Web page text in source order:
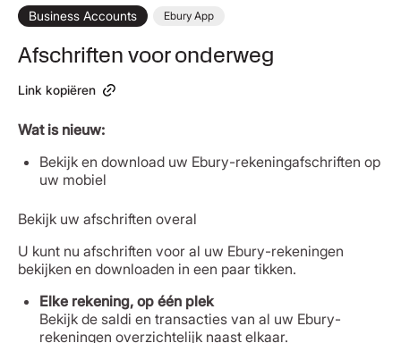
Business Accounts Ebury App
Afschriften voor onderweg
Link kopiëren
Wat is nieuw:
Bekijk en download uw Ebury-rekeningafschriften op
uw mobiel
Bekijk uw afschriften overal
U kunt nu afschriften voor al uw Ebury-rekeningen
bekijken en downloaden in een paar tikken.
Elke rekening, op één plek
Bekijk de saldi en transacties van al uw Ebury-
rekeningen overzichtelijk naast elkaar.